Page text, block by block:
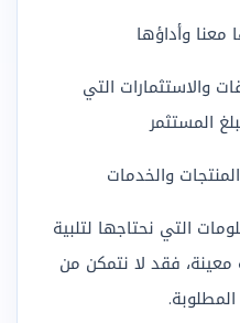
معنا وأداؤها
والاستثمارات التي
المستثمر
والخدمات
التي نحتاجها لتلبية
فقد لا نتمكن من